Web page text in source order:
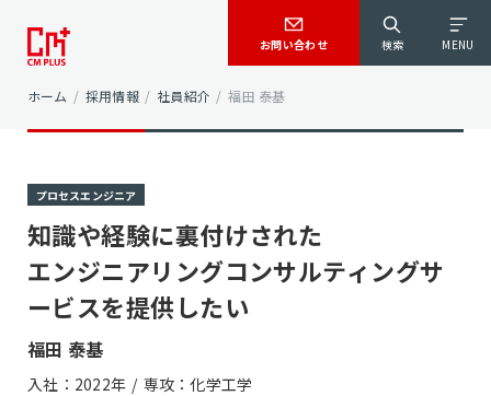
検索 MENU
お問い合わせ
ホーム / 採用情報 / 社員紹介 / 福田 泰基
プロセスエンジニア
知識や経験に裏付けされた
エンジニアリングコンサルティングサ
ービスを提供したい
福田 泰基
入社：2022年 専攻：化学工学